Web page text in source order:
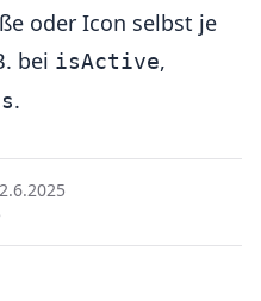
oder Icon selbst je
bei isActive,
.